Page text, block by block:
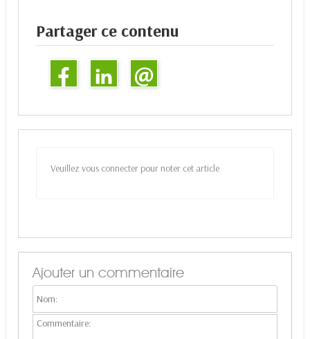
Partager ce contenu
Veuillez vous connecter pour noter cet article
Ajouter un commentaire